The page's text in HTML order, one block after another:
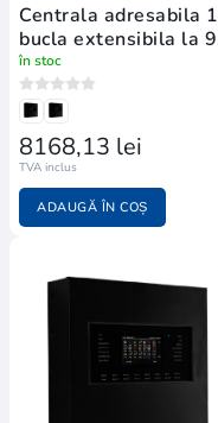
Centrala adresabila 1
bucla extensibila la 9
bucle
în stoc
8168,13 lei
TVA inclus
ADAUGĂ ÎN COȘ